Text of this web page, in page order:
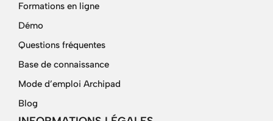
Formations en ligne
Démo
Questions fréquentes
Base de connaissance
Mode d’emploi Archipad
Blog